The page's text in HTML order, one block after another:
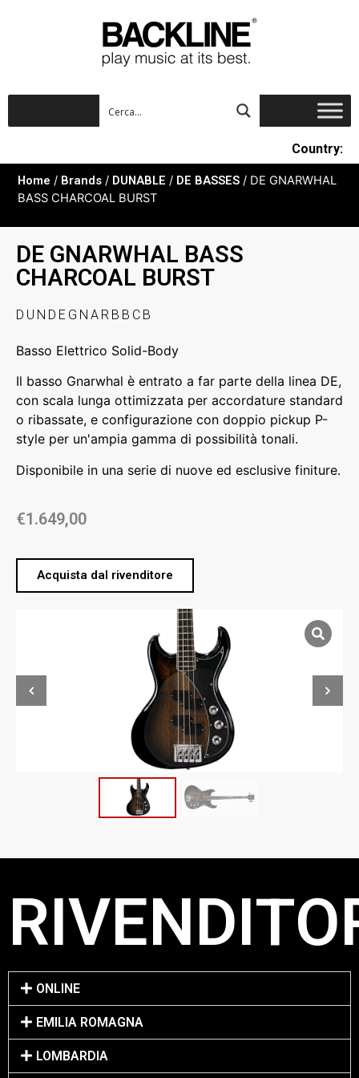
Country:
Home / Brands / DUNABLE / DE BASSES / DE GNARWHAL
BASS CHARCOAL BURST
DE GNARWHAL BASS
CHARCOAL BURST
DUNDEGNARBBCB
Basso Elettrico Solid-Body
Il basso Gnarwhal è entrato a far parte della linea DE,
con scala lunga ottimizzata per accordature standard
o ribassate, e configurazione con doppio pickup P-
style per un'ampia gamma di possibilità tonali.
Disponibile in una serie di nuove ed esclusive finiture.
€1.649,00
Acquista dal rivenditore
ONLINE
EMILIA ROMAGNA
LOMBARDIA